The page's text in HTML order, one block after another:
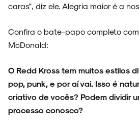
caras", diz ele. Alegria maior é a
Confira o bate-papo completo
McDonald:
O Redd Kross tem muitos estilos
pop, punk, e por aí vai. Isso é
criativo de vocês? Podem dividir
processo conosco?